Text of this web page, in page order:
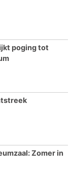
poging tot
Zomer in